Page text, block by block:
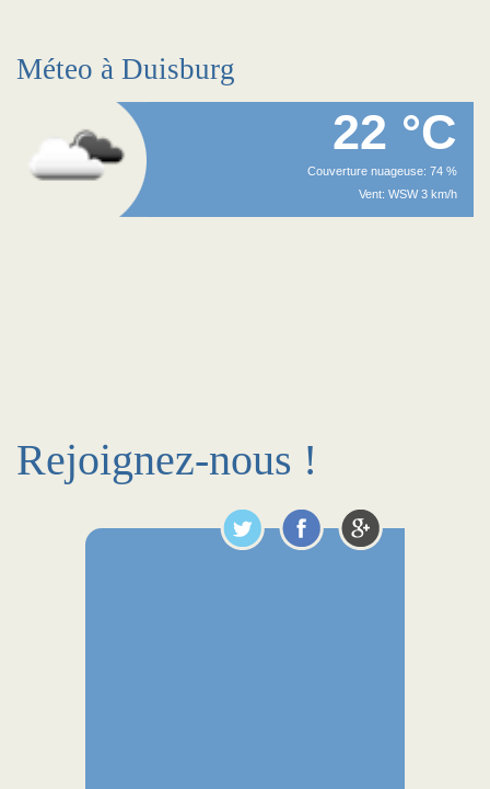
Méteo à Duisburg
22 °C
Couverture nuageuse: 74 %
Vent: WSW 3 km/h
Rejoignez-nous !